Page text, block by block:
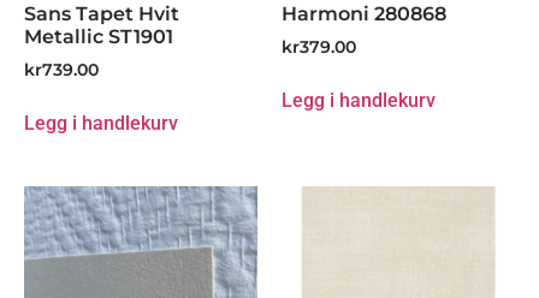
Sans Tapet Hvit
Metallic ST1901
kr739.00
Legg i handlekurv
Harmoni 280868
kr379.00
Legg i handlekurv